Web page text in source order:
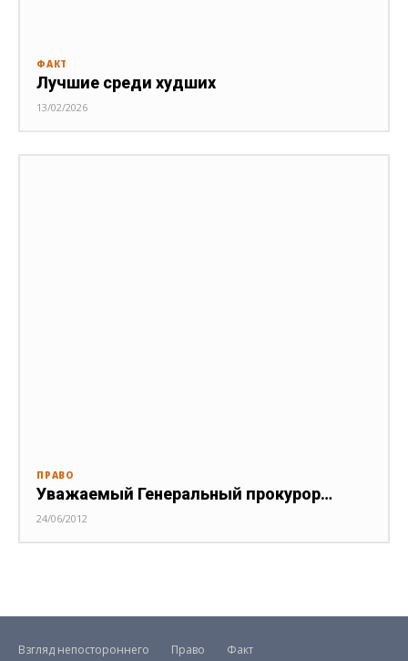
ФАКТ
Лучшие среди худших
13/02/2026
ПРАВО
Уважаемый Генеральный прокурор…
24/06/2012
Взгляд непостороннего Право Факт